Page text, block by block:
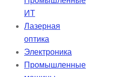
ИТ
Лазерная
оптика
Электроника
Промышленные